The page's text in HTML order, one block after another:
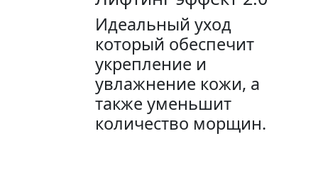
Идеальный уход
который обеспечит
укрепление и
увлажнение кожи, а
также уменьшит
количество морщин.